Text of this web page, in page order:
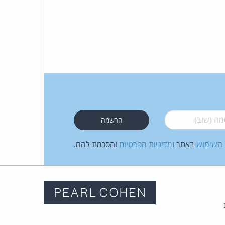
(שוב)*
השימוש באתר ומדיניות הפרטיות והסכמת להם.